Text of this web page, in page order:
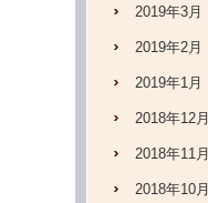
2019年3月
2019年2月
2019年1月
2018年12月
2018年11月
2018年10月